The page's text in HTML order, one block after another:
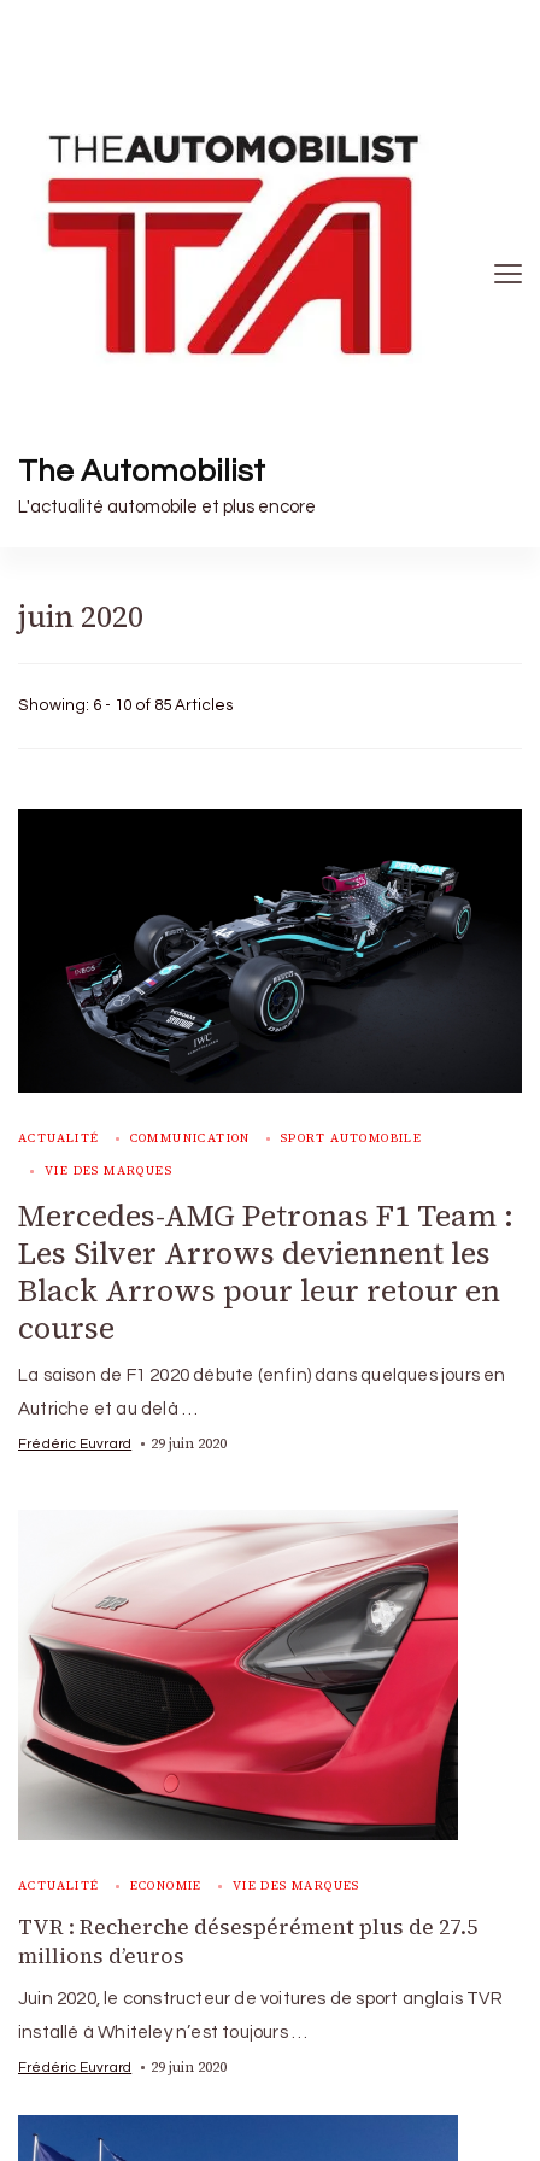
The Automobilist
L'actualité automobile et plus encore
juin 2020
Showing: 6 - 10 of 85 Articles
ACTUALITÉ COMMUNICATION SPORT AUTOMOBILE
VIE DES MARQUES
Mercedes-AMG Petronas F1 Team :
Les Silver Arrows deviennent les
Black Arrows pour leur retour en
course
La saison de F1 2020 débute (enfin) dans quelques jours en
Autriche et au delà …
Frédéric Euvrard 29 juin 2020
ACTUALITÉ ECONOMIE VIE DES MARQUES
TVR : Recherche désespérément plus de 27.5
millions d’euros
Juin 2020, le constructeur de voitures de sport anglais TVR
installé à Whiteley n’est toujours …
Frédéric Euvrard 29 juin 2020